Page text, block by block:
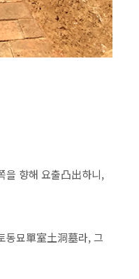
을 향해 요출凸出하니,
동묘單室土洞墓라, 그